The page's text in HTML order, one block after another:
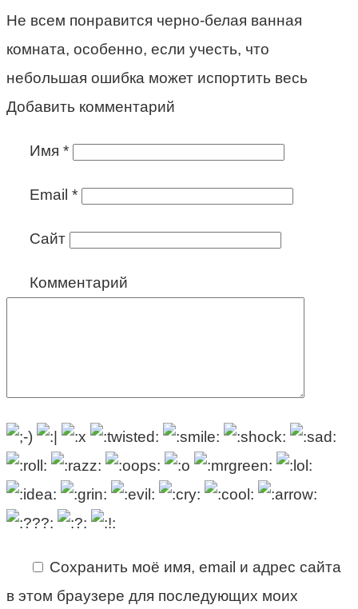
Не всем понравится черно-белая ванная
комната, особенно, если учесть, что
небольшая ошибка может испортить весь
Добавить комментарий
Имя *
Email *
Сайт
Комментарий
Сохранить моё имя, email и адрес сайта
в этом браузере для последующих моих